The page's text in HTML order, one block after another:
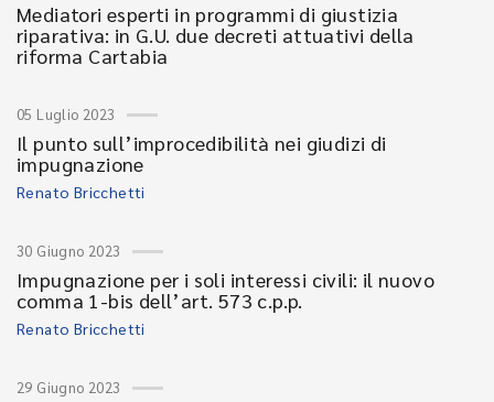
Mediatori esperti in programmi di giustizia
riparativa: in G.U. due decreti attuativi della
riforma Cartabia
05 Luglio 2023
Il punto sull’improcedibilità nei giudizi di
impugnazione
Renato Bricchetti
30 Giugno 2023
Impugnazione per i soli interessi civili: il nuovo
comma 1-bis dell’art. 573 c.p.p.
Renato Bricchetti
29 Giugno 2023